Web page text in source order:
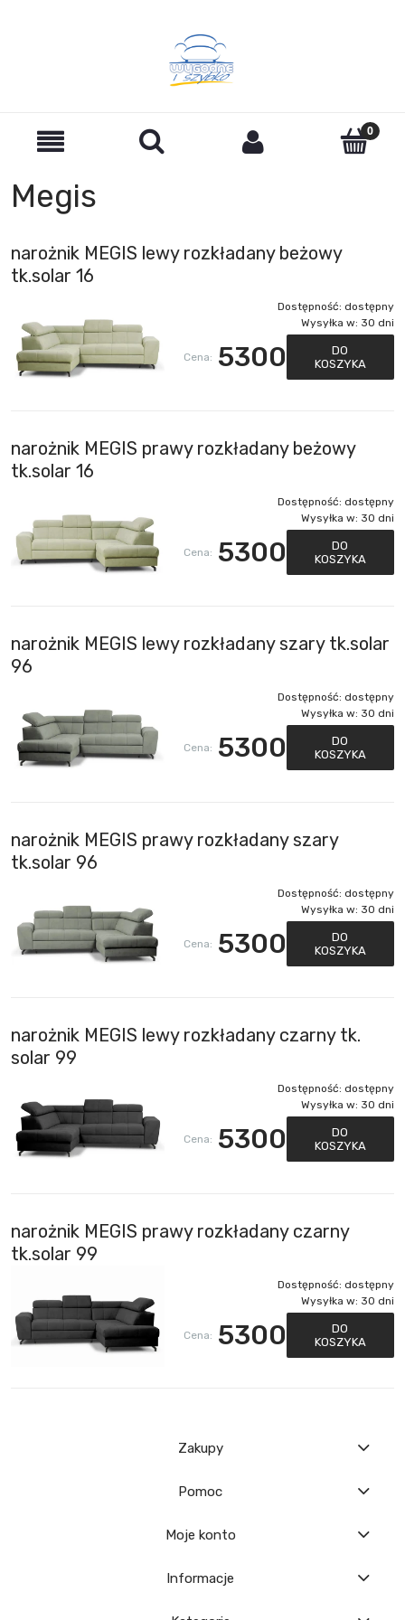
Megis
narożnik MEGIS lewy rozkładany beżowy
tk.solar 16
Dostępność: dostępny
Wysyłka w: 30 dni
Cena: 5300
DO
KOSZYKA
narożnik MEGIS prawy rozkładany beżowy
tk.solar 16
Dostępność: dostępny
Wysyłka w: 30 dni
Cena: 5300
DO
KOSZYKA
narożnik MEGIS lewy rozkładany szary tk.solar
96
Dostępność: dostępny
Wysyłka w: 30 dni
Cena: 5300
DO
KOSZYKA
narożnik MEGIS prawy rozkładany szary
tk.solar 96
Dostępność: dostępny
Wysyłka w: 30 dni
Cena: 5300
DO
KOSZYKA
narożnik MEGIS lewy rozkładany czarny tk.
solar 99
Dostępność: dostępny
Wysyłka w: 30 dni
Cena: 5300
DO
KOSZYKA
narożnik MEGIS prawy rozkładany czarny
tk.solar 99
Dostępność: dostępny
Wysyłka w: 30 dni
Cena: 5300
DO
KOSZYKA
Zakupy
Pomoc
Moje konto
Informacje